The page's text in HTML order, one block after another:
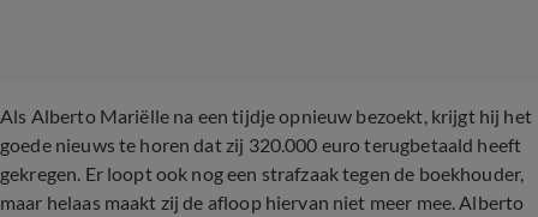
Als Alberto Mariëlle na een tijdje opnieuw bezoekt, krijgt hij het
goede nieuws te horen dat zij 320.000 euro terugbetaald heeft
gekregen. Er loopt ook nog een strafzaak tegen de boekhouder,
maar helaas maakt zij de afloop hiervan niet meer mee. Alberto